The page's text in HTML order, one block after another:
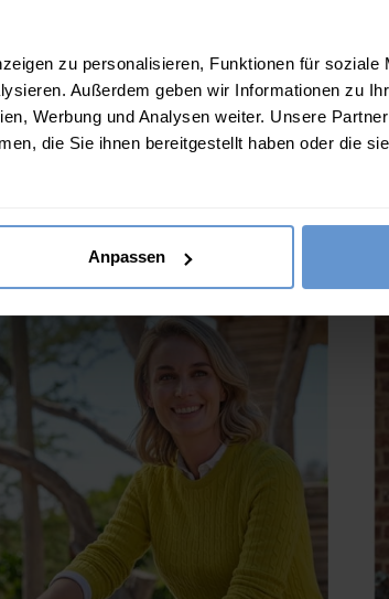
zu personalisieren, Funktionen für soziale
Außerdem geben wir Informationen zu
Werbung und Analysen weiter. Unsere
die Sie ihnen bereitgestellt haben oder die
Anpassen
Ja Nein
mit V-Ausschnitt aus Lammwolle
für Damen
9 FARBEN